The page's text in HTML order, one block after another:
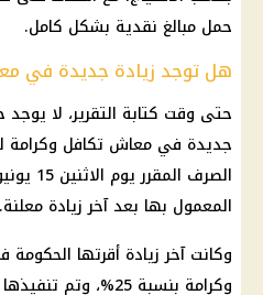
حمل مبالغ نقدية بشكل كامل.
هل توجد زيادة جديدة في
حتى وقت كتابة التقرير، لا
جديدة في معاش تكافل وكرامة
الصرف
المعمول بها بعد آخر زيادة معلنة.
وكانت آخر زيادة أقرتها الحكومة
وكرامة
بنسبة 25%، وتم